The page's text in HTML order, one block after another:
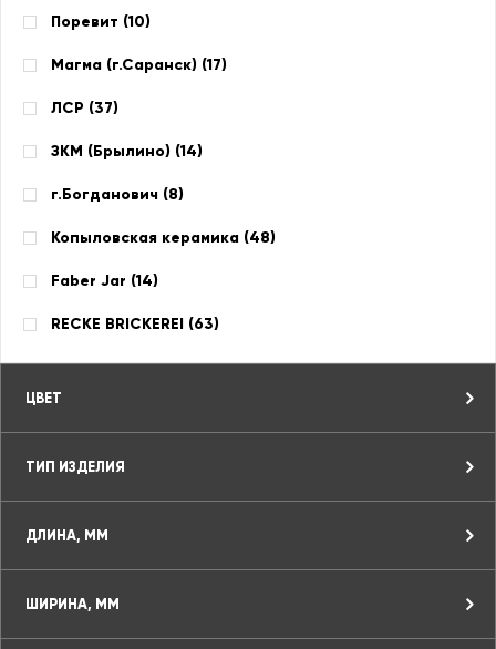
Поревит (10)
Магма (г.Саранск) (17)
ЛСР (37)
ЗКМ (Брылино) (14)
г.Богданович (8)
Копыловская керамика (48)
Faber Jar (14)
RECKE BRICKEREI (63)
ЦВЕТ
ТИП ИЗДЕЛИЯ
ДЛИНА, ММ
ШИРИНА, ММ